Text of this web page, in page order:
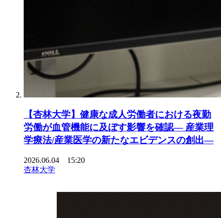
【杏林大学】健康な成人労働者における夜勤
労働が血管機能に及ぼす影響を確認― 産業理
学療法/産業医学の新たなエビデンスの創出―
2026.06.04 15:20
杏林大学